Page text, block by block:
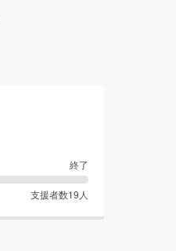
終了
支援者数19 人